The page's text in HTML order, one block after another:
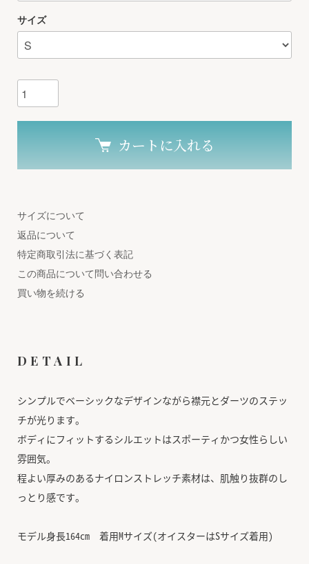
サイズ
カートに入れる
サイズについて
返品について
特定商取引法に基づく表記
この商品について問い合わせる
買い物を続ける
DETAIL
シンプルでベーシックなデザインながら襟元とダーツのステッ
チが光ります。
ボディにフィットするシルエットはスポーティかつ女性らしい
雰囲気。
程よい厚みのあるナイロンストレッチ素材は、肌触り抜群のし
っとり感です。
モデル身長164cm 着用Mサイズ(オイスターはSサイズ着用)